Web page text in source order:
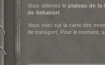
Vous obtenez le plateau de la
de Xehanort.
Vous voici sur la carte des
de transport. Pour le moment,